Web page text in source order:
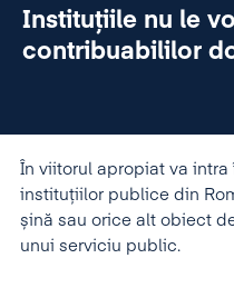
Instituțiile nu le
contribuabililor
În viitorul apropiat va
instituțiilor publice din
șină sau orice alt obiect
unui serviciu public.